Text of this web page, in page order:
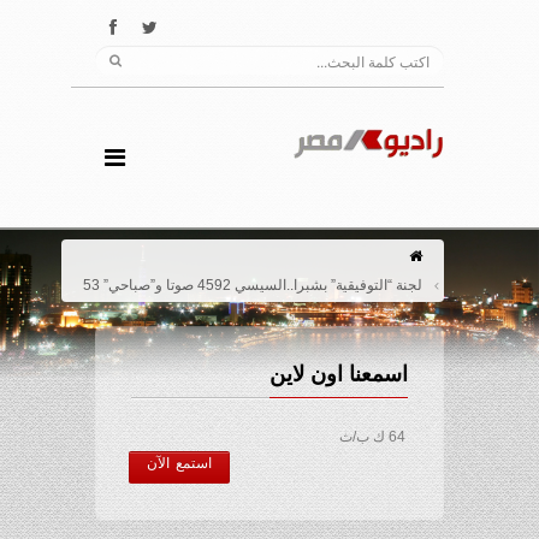
لجنة “التوفيقية” بشبرا..السيسي 4592 صوتا و”صباحي” 53
اسمعنا اون لاين
64 ك ب/ث
استمع الآن